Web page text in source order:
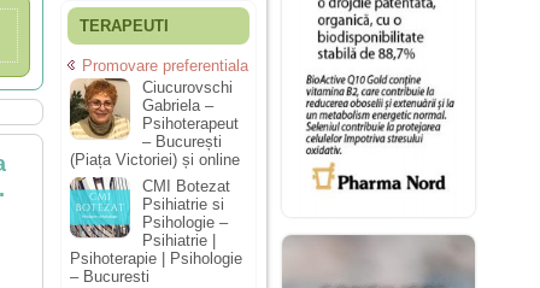
TERAPEUTI
Promovare preferentiala
Ciucurovschi
Gabriela –
Psihoterapeut
– București
(Piața Victoriei) și online
CMI Botezat
Psihiatrie si
Psihologie –
Psihiatrie |
Psihoterapie | Psihologie
– Bucuresti